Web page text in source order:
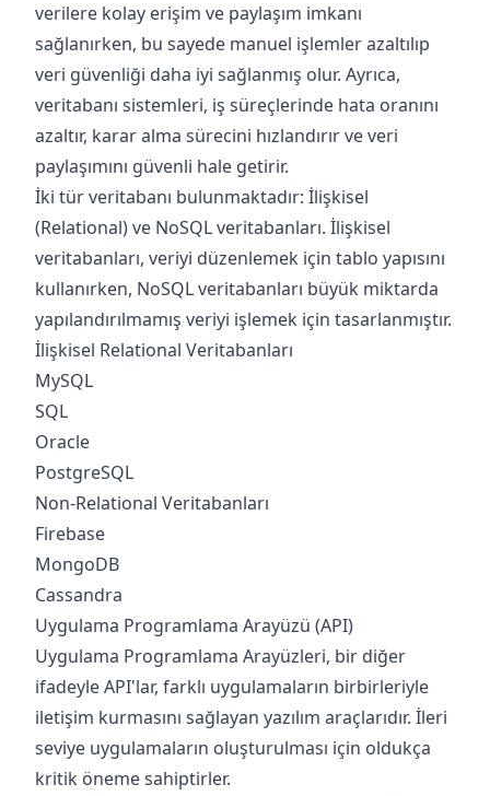
verilere kolay erişim ve paylaşım imkanı
sağlanırken, bu sayede manuel işlemler azaltılıp
veri güvenliği daha iyi sağlanmış olur. Ayrıca,
veritabanı sistemleri, iş süreçlerinde hata oranını
azaltır, karar alma sürecini hızlandırır ve veri
paylaşımını güvenli hale getirir.
İki tür veritabanı bulunmaktadır: İlişkisel
(Relational) ve NoSQL veritabanları. İlişkisel
veritabanları, veriyi düzenlemek için tablo yapısını
kullanırken, NoSQL veritabanları büyük miktarda
yapılandırılmamış veriyi işlemek için tasarlanmıştır.
İlişkisel Relational Veritabanları
MySQL
SQL
Oracle
PostgreSQL
Non-Relational Veritabanları
Firebase
MongoDB
Cassandra
Uygulama Programlama Arayüzü (API)
Uygulama Programlama Arayüzleri, bir diğer
ifadeyle API'lar, farklı uygulamaların birbirleriyle
iletişim kurmasını sağlayan yazılım araçlarıdır. İleri
seviye uygulamaların oluşturulması için oldukça
kritik öneme sahiptirler.